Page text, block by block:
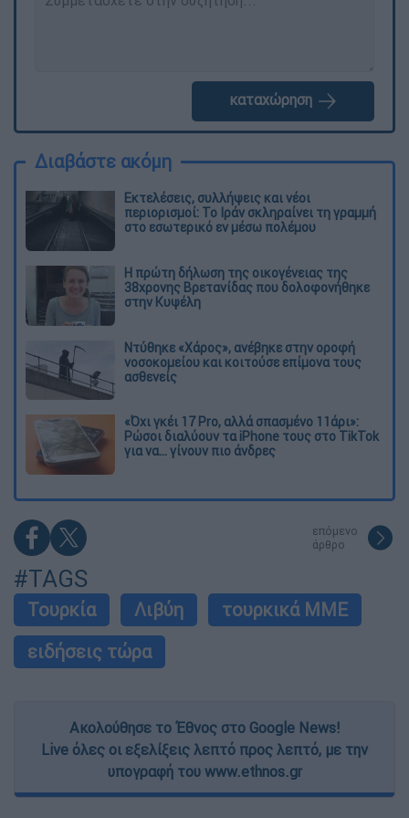
καταχώρηση
Διαβάστε ακόμη
Εκτελέσεις, συλλήψεις και νέοι
περιορισμοί: Το Ιράν σκληραίνει τη γραμμή
στο εσωτερικό εν μέσω πολέμου
Η πρώτη δήλωση της οικογένειας της
38χρονης Βρετανίδας που δολοφονήθηκε
στην Κυψέλη
Ντύθηκε «Χάρος», ανέβηκε στην οροφή
νοσοκομείου και κοιτούσε επίμονα τους
ασθενείς
«Όχι γκέι 17 Pro, αλλά σπασμένο 11άρι»:
Ρώσοι διαλύουν τα iPhone τους στο TikTok
για να... γίνουν πιο άνδρες
επόμενο
άρθρο
#TAGS
Τουρκία Λιβύη
τουρκικά ΜΜΕ
ειδήσεις τώρα
Ακολούθησε το Έθνος στο Google News!
Live όλες οι εξελίξεις λεπτό προς λεπτό, με την
υπογραφή του www.ethnos.gr